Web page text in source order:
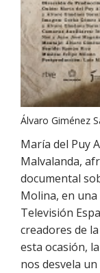
Álvaro Giménez
María del Puy
Malvalanda,
documental
Molina, en
Televisión
creadores de
esta ocasión,
nos desvela